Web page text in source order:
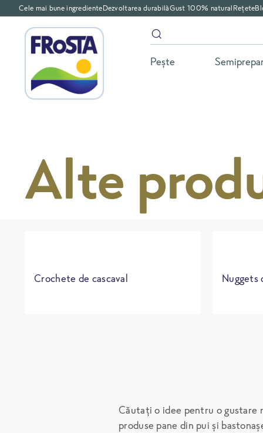
Cele mai bune ingredienteDezvoltarea durabilăGust 100% naturalRețete
Peşte
Alte
Crochete de cascaval Nuggets
Căutați o idee pentru o gustare
produse pane din pui și